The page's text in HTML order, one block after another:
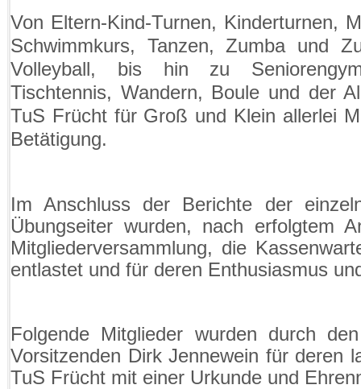
Von Eltern-Kind-Turnen, Kinderturnen,
Schwimmkurs, Tanzen, Zumba und
Volleyball, bis hin zu
Tischtennis, Wandern, Boule und der
TuS Frücht für Groß und Klein allerlei
Betätigung.
Im Anschluss der Berichte der
Übungseiter wurden, nach erfolgtem
Mitgliederversammlung, die
entlastet und für deren Enthusiasmus
Folgende Mitglieder wurden durch
Vorsitzenden Dirk Jennewein für deren
TuS Frücht mit einer Urkunde und